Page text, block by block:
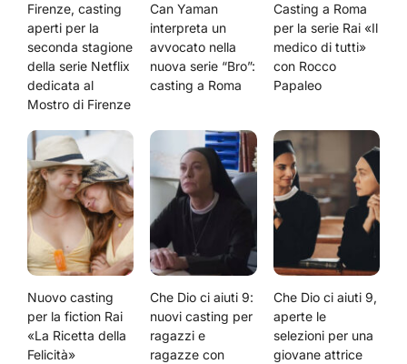
Firenze, casting
aperti per la
seconda stagione
della serie Netflix
dedicata al
Mostro di Firenze
Can Yaman
interpreta un
avvocato nella
nuova serie “Bro”:
casting a Roma
Casting a Roma
per la serie Rai «Il
medico di tutti»
con Rocco
Papaleo
Nuovo casting
per la fiction Rai
«La Ricetta della
Felicità»
Che Dio ci aiuti 9:
nuovi casting per
ragazzi e
ragazze con
Che Dio ci aiuti 9,
aperte le
selezioni per una
giovane attrice